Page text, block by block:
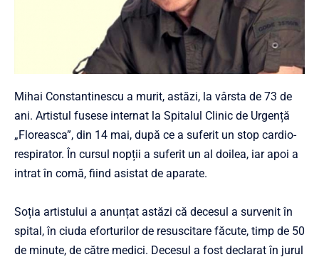
Mihai Constantinescu a murit, astăzi, la vârsta de 73 de
ani. Artistul fusese internat la Spitalul Clinic de Urgență
„Floreasca”, din 14 mai, după ce a suferit un stop cardio-
respirator. În cursul nopții a suferit un al doilea, iar apoi a
intrat în comă, fiind asistat de aparate.
Soția artistului a anunțat astăzi că decesul a survenit în
spital, în ciuda eforturilor de resuscitare făcute, timp de 50
de minute, de către medici. Decesul a fost declarat în jurul